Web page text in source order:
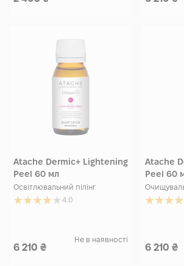
Atache Dermic+ Lightening
Peel 60 мл
Освітлювальний пілінг
4.0
6 210 ₴
Не в наявності
Atache
Peel 60
6 210 ₴